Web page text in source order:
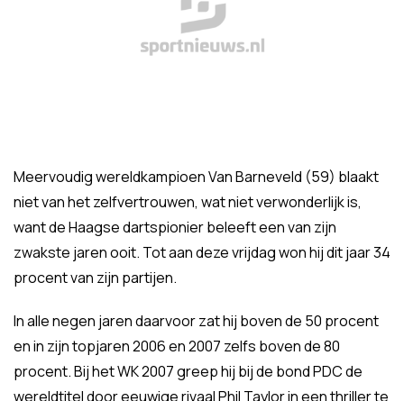
Meervoudig wereldkampioen Van Barneveld (59) blaakt
niet van het zelfvertrouwen, wat niet verwonderlijk is,
want de Haagse dartspionier beleeft een van zijn
zwakste jaren ooit. Tot aan deze vrijdag won hij dit jaar 34
procent van zijn partijen.
In alle negen jaren daarvoor zat hij boven de 50 procent
en in zijn topjaren 2006 en 2007 zelfs boven de 80
procent. Bij het WK 2007 greep hij bij de bond PDC de
wereldtitel door eeuwige rivaal Phil Taylor in een thriller te